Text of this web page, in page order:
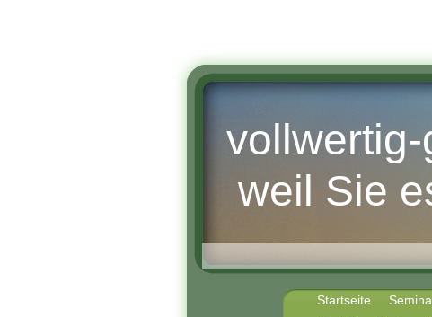
weil Sie
Startseite